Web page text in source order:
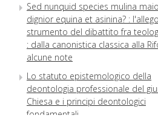
Sed nunquid species mulina
dignior equina et asinina? :
strumento del dibattito fra
: dalla canonistica classica alla
alcune note
Lo statuto epistemologico della
deontologia professionale del
Chiesa e i principi deontologici
fondamentali